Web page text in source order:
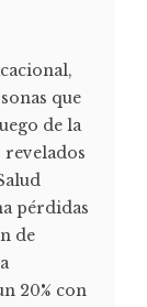
que
de la
revelados
pérdidas
de
20% con